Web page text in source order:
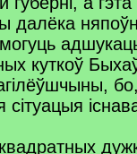
далёка
могуць
куткоў
сітуацыя